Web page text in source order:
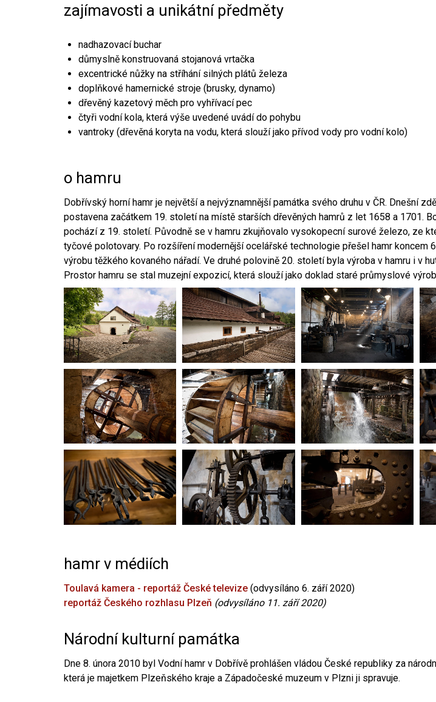
zajímavosti a unikátní předměty
nadhazovací buchar
důmyslně konstruovaná stojanová vrtačka
excentrické nůžky na stříhání silných plátů železa
doplňkové hamernické stroje (brusky, dynamo)
dřevěný kazetový měch pro vyhřívací pec
čtyři vodní kola, která výše uvedené uvádí do pohybu
vantroky (dřevěná koryta na vodu, která slouží jako přívod vody pro vodní kolo)
o hamru
Dobřívský horní hamr je největší a nejvýznamnější památka svého druhu v ČR. Dnešní
postavena začátkem 19. století na místě starších dřevěných hamrů z let 1658 a 1701.
pochází z 19. století. Původně se v hamru zkujňovalo vysokopecní surové železo, ze
tyčové polotovary. Po rozšíření modernější ocelářské technologie přešel hamr koncem
výrobu těžkého kovaného nářadí. Ve druhé polovině 20. století byla výroba v hamru i v
Prostor hamru se stal muzejní expozicí, která slouží jako doklad staré průmyslové
hamr v médiích
Toulavá kamera - reportáž České televize (odvysíláno 6. září 2020)
reportáž Českého rozhlasu Plzeň (odvysíláno 11. září 2020)
Národní kulturní památka
Dne 8. února 2010 byl Vodní hamr v Dobřívě prohlášen vládou České republiky za
která je majetkem Plzeňského kraje a Západočeské muzeum v Plzni ji spravuje.